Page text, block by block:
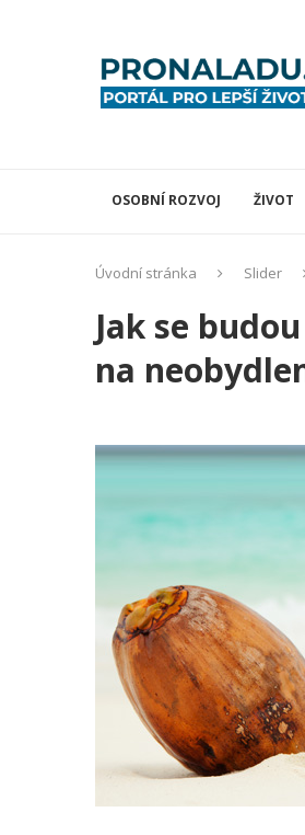
OSOBNÍ ROZVOJ ŽIVOT
Úvodní stránka Slider
Jak se
na